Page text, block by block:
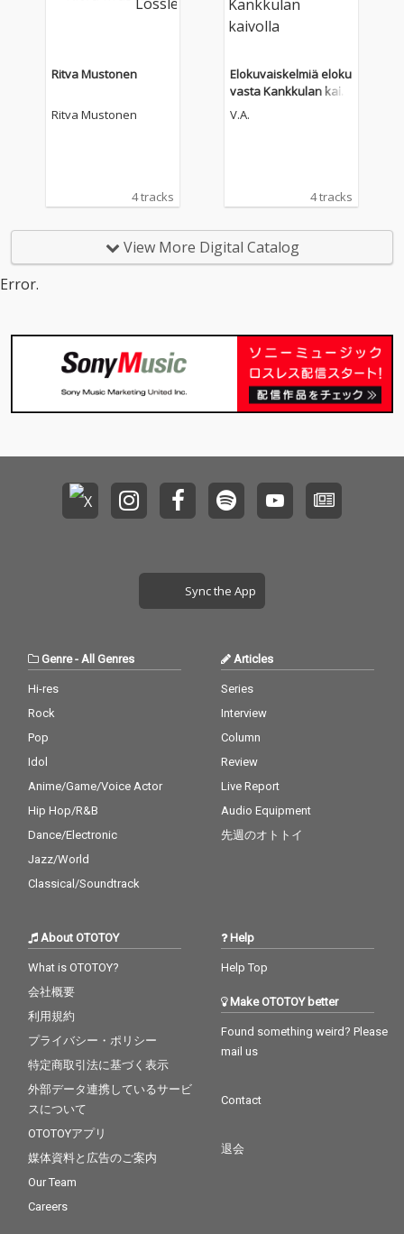
Ritva Mustonen
Ritva Mustonen
4 tracks
Elokuvaiskelmiä eloku
vasta Kankkulan kaiv
olla
V.A.
4 tracks
View More Digital Catalog
Error.
Sync the App
Genre- All Genres
Hi-res
Rock
Pop
Idol
Anime/Game/Voice Actor
Hip Hop/R&B
Dance/Electronic
Jazz/World
Classical/Soundtrack
Articles
Series
Interview
Column
Review
Live Report
Audio Equipment
先週のオトトイ
About OTOTOY
What is OTOTOY?
会社概要
利用規約
プライバシー・ポリシー
特定商取引法に基づく表示
外部データ連携しているサービ
スについて
OTOTOYアプリ
媒体資料と広告のご案内
Our Team
Careers
Help
Help Top
Make OTOTOY better
Found something weird? Please
mail us
Contact
退会